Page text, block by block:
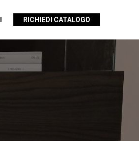
RICHIEDI CATALOGO